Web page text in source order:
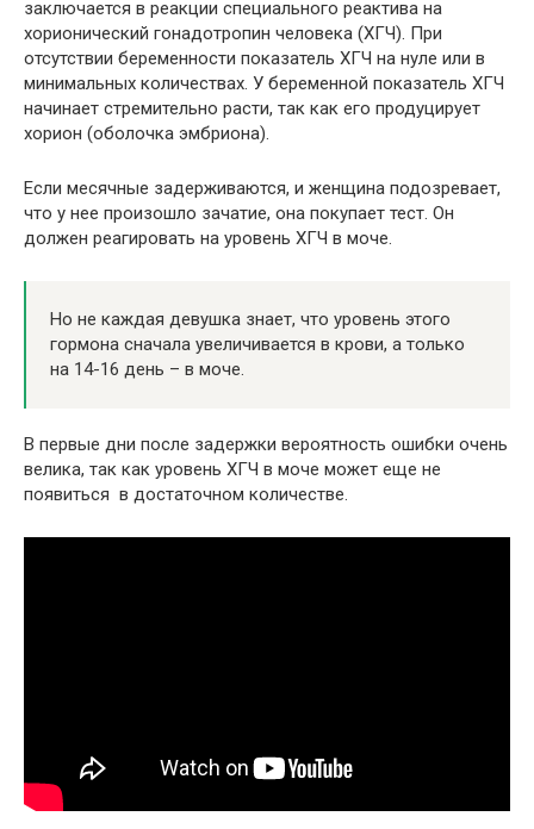
заключается в реакции специального реактива на
хорионический гонадотропин человека (ХГЧ). При
отсутствии беременности показатель ХГЧ на нуле или в
минимальных количествах. У беременной показатель ХГЧ
начинает стремительно расти, так как его продуцирует
хорион (оболочка эмбриона).
Если месячные задерживаются, и женщина подозревает,
что у нее произошло зачатие, она покупает тест. Он
должен реагировать на уровень ХГЧ в моче.
Но не каждая девушка знает, что уровень этого
гормона сначала увеличивается в крови, а только
на 14-16 день – в моче.
В первые дни после задержки вероятность ошибки очень
велика, так как уровень ХГЧ в моче может еще не
появиться в достаточном количестве.